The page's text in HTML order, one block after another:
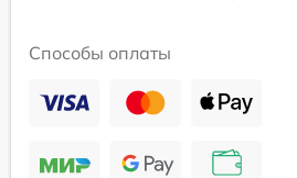
Способы оплаты